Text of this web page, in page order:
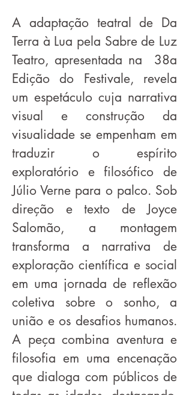
A adaptação teatral de Da
Terra à Lua pela Sabre de Luz
Teatro, apresentada na 38a
Edição do Festivale, revela
um espetáculo cuja narrativa
visual e construção da
visualidade se empenham em
traduzir o espírito
exploratório e filosófico de
Júlio Verne para o palco. Sob
direção e texto de Joyce
Salomão, a montagem
transforma a narrativa de
exploração científica e social
em uma jornada de reflexão
coletiva sobre o sonho, a
união e os desafios humanos.
A peça combina aventura e
filosofia em uma encenação
que dialoga com públicos de